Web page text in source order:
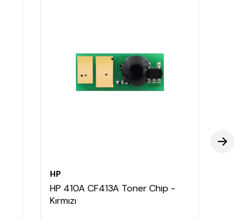
HP
HP 410A CF413A Toner Chip -
Kırmızı